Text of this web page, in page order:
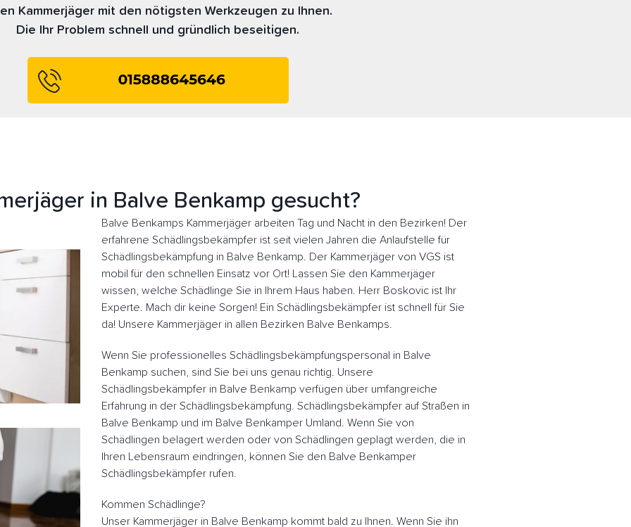
Kammerjäger mit den nötigsten Werkzeugen zu Ihnen.
Die Ihr Problem schnell und gründlich beseitigen.
in Balve Benkamp gesucht?
Balve Benkamps Kammerjäger arbeiten Tag und Nacht in den Bezirken! Der
erfahrene Schädlingsbekämpfer ist seit vielen Jahren die Anlaufstelle für
Schädlingsbekämpfung in Balve Benkamp. Der Kammerjäger von VGS ist
mobil für den schnellen Einsatz vor Ort! Lassen Sie den Kammerjäger
wissen, welche Schädlinge Sie in Ihrem Haus haben. Herr Boskovic ist Ihr
Experte. Mach dir keine Sorgen! Ein Schädlingsbekämpfer ist schnell für Sie
da! Unsere Kammerjäger in allen Bezirken Balve Benkamps.
Wenn Sie professionelles Schädlingsbekämpfungspersonal in Balve
Benkamp suchen, sind Sie bei uns genau richtig. Unsere
Schädlingsbekämpfer in Balve Benkamp verfügen über umfangreiche
Erfahrung in der Schädlingsbekämpfung. Schädlingsbekämpfer auf Straßen in
Balve Benkamp und im Balve Benkamper Umland. Wenn Sie von
Schädlingen belagert werden oder von Schädlingen geplagt werden, die in
Ihren Lebensraum eindringen, können Sie den Balve Benkamper
Schädlingsbekämpfer rufen.
Kommen Schädlinge?
Unser Kammerjäger in Balve Benkamp kommt bald zu Ihnen. Wenn Sie ihn